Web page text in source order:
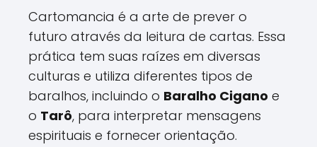
Cartomancia é a arte de prever o
futuro através da leitura de cartas. Essa
prática tem suas raízes em diversas
culturas e utiliza diferentes tipos de
baralhos, incluindo o Baralho Cigano e
o Tarô, para interpretar mensagens
espirituais e fornecer orientação.